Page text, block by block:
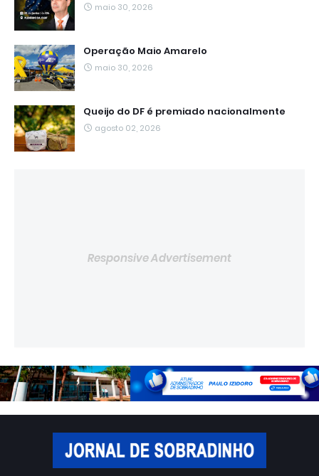
maio 30, 2026
Operação Maio Amarelo
maio 30, 2026
Queijo do DF é premiado nacionalmente
agosto 02, 2026
Responsive Advertisement